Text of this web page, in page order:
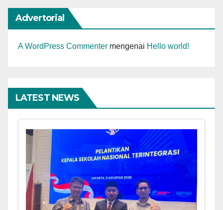
Advertorial
A WordPress Commenter mengenai Hello world!
LATEST NEWS